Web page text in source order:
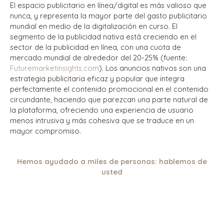
El espacio publicitario en línea/digital es más valioso que
nunca, y representa la mayor parte del gasto publicitario
mundial en medio de la digitalización en curso. El
segmento de la publicidad nativa está creciendo en el
sector de la publicidad en línea, con una cuota de
mercado mundial de alrededor del 20-25% (fuente:
Futuremarketinsights.com). Los anuncios nativos son una
estrategia publicitaria eficaz y popular que integra
perfectamente el contenido promocional en el contenido
circundante, haciendo que parezcan una parte natural de
la plataforma, ofreciendo una experiencia de usuario
menos intrusiva y más cohesiva que se traduce en un
mayor compromiso.
Hemos ayudado a miles de personas: hablemos de
usted